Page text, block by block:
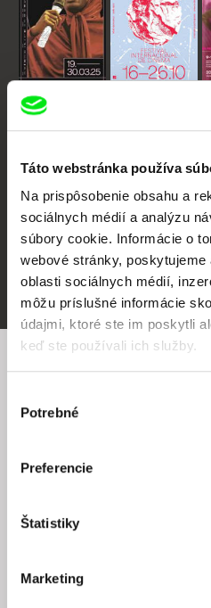
Táto webstránka používa
Na prispôsobenie obsahu a
sociálnych médií a analýzu
súbory cookie. Informácie o
webové stránky,
oblasti sociálnych médií,
môžu príslušné informácie
údajmi, ktoré ste im poskytli
keď ste používali ich služby.
súhlasu
Potrebné
Preferencie
Štatistiky
Marketing
CPH:DOX
FIDMarseille Ji.hlava
Chcete byť pravidelne
Odoslaním registrácie k Newsletteru
elektronickými prostriedkami a súvisiacim